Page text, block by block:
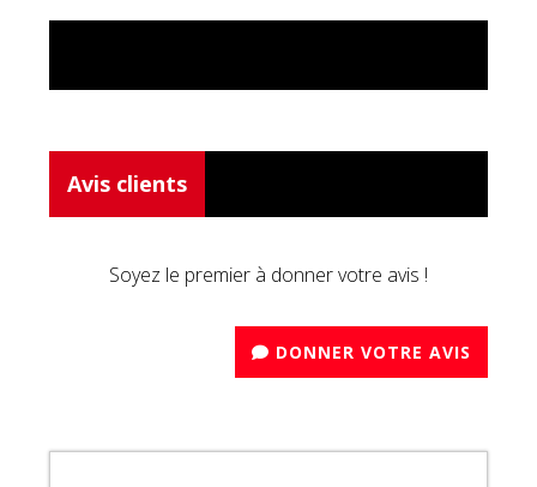
Avis clients
Soyez le premier à donner votre avis !
DONNER VOTRE AVIS